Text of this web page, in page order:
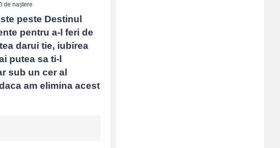
de naștere
peste Destinul
pentru a-l feri de
darui tie, iubirea
putea sa ti-l
sub un cer al
am elimina acest